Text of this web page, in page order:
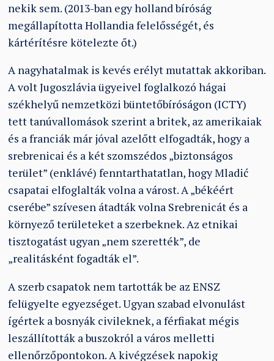
nekik sem. (2013-ban egy holland bíróság
megállapította Hollandia felelősségét, és
kártérítésre kötelezte őt.)
A nagyhatalmak is kevés erélyt mutattak akkoriban.
A volt Jugoszlávia ügyeivel foglalkozó hágai
székhelyű nemzetközi büntetőbíróságon (ICTY)
tett tanúvallomások szerint a britek, az amerikaiak
és a franciák már jóval azelőtt elfogadták, hogy a
srebrenicai és a két szomszédos „biztonságos
terület” (enklávé) fenntarthatatlan, hogy Mladić
csapatai elfoglalták volna a várost. A „békéért
cserébe” szívesen átadták volna Srebrenicát és a
környező területeket a szerbeknek. Az etnikai
tisztogatást ugyan „nem szerették”, de
„realitásként fogadták el”.
A szerb csapatok nem tartották be az ENSZ
felügyelte egyezséget. Ugyan szabad elvonulást
ígértek a bosnyák civileknek, a férfiakat mégis
leszállították a buszokról a város melletti
ellenőrzőpontokon. A kivégzések napokig